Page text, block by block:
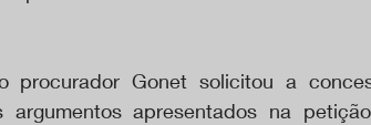
procurador Gonet solicitou a
argumentos apresentados na